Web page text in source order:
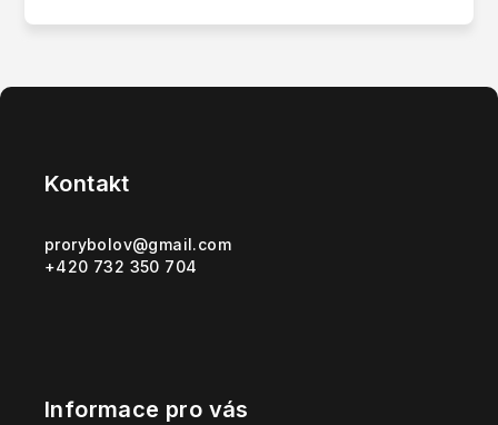
Kontakt
prorybolov@gmail.com
+420 732 350 704
Informace pro vás